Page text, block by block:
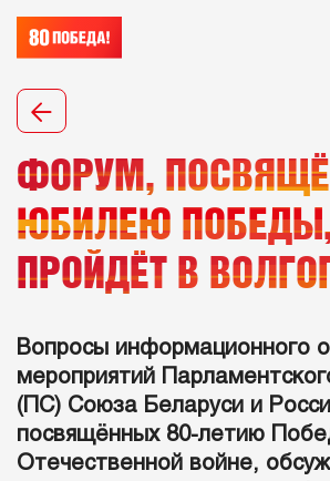
ФОРУМ,
ЮБИЛЕЮ
ПРОЙДЁТ В
Вопросы информационного
мероприятий
(ПС) Союза Беларуси и
посвящённых 80-летию
Отечественной войне,